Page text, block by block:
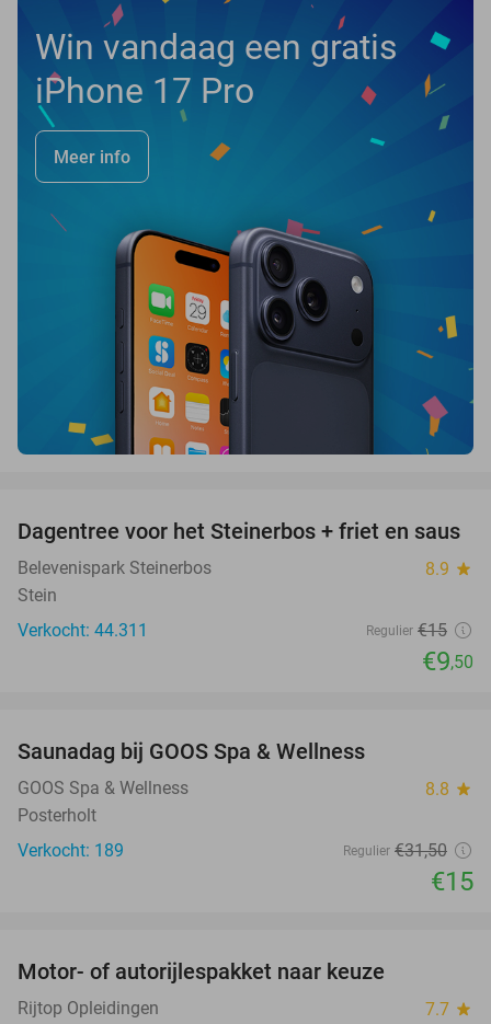
Win vandaag een gratis
iPhone 17 Pro
Meer info
37%
Dagentree voor het Steinerbos + friet en saus
Belevenispark Steinerbos 8.9 star
Stein
Verkocht: 44.311
Regulier €15
€9,50
Saunadag bij GOOS Spa & Wellness
GOOS Spa & Wellness 8.8 star
Posterholt
Verkocht: 189
Regulier €31,50
€15
Motor- of autorijlespakket naar keuze
Rijtop Opleidingen 7.7 star